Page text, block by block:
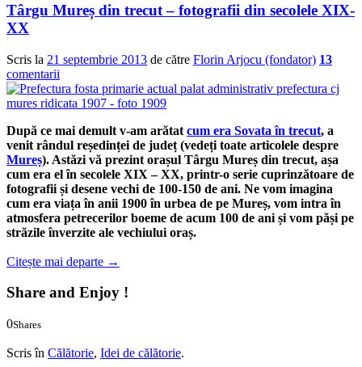
Târgu Mureș din trecut – fotografii din secolele XIX-
XX
Scris la 21 septembrie 2013 de către Florin Arjocu (fondator) 13
comentarii
După ce mai demult v-am arătat cum era Sovata în trecut, a
venit rândul reședinței de județ (vedeți toate articolele despre
Mureș). Astăzi vă prezint orașul Târgu Mureș din trecut, așa
cum era el în secolele XIX – XX, printr-o serie cuprinzătoare de
fotografii și desene vechi de 100-150 de ani. Ne vom imagina
cum era viața în anii 1900 în urbea de pe Mureș, vom intra în
atmosfera petrecerilor boeme de acum 100 de ani și vom păși pe
străzile înverzite ale vechiului oraș.
Citește mai departe →
Share and Enjoy !
0Shares
Scris în Călătorie, Idei de călătorie.